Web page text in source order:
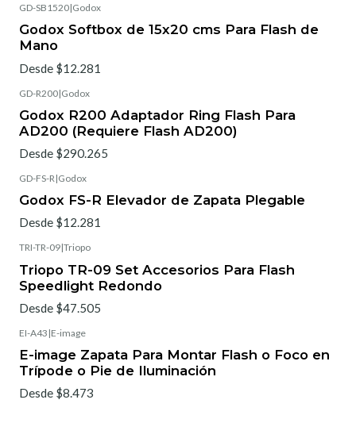
GD-SB1520|Godox
Godox Softbox de 15x20 cms Para Flash de
Mano
Desde $12.281
GD-R200|Godox
Godox R200 Adaptador Ring Flash Para
AD200 (Requiere Flash AD200)
Desde $290.265
GD-FS-R |Godox
Godox FS-R Elevador de Zapata Plegable
Desde $12.281
TRI-TR-09|Triopo
Triopo TR-09 Set Accesorios Para Flash
Speedlight Redondo
Desde $47.505
EI-A43 |E-image
E-image Zapata Para Montar Flash o Foco en
Trípode o Pie de Iluminación
Desde $8.473